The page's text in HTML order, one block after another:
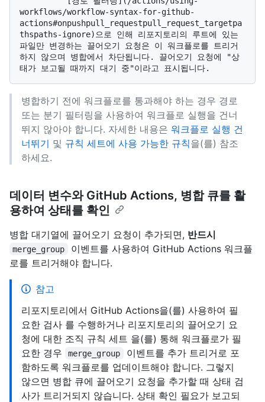
workflows/workflow-syntax-for-github-
actions#onpushpull_requestpull_request_targetpa
thspaths-ignore)으로 인해 리포지토리의 루트에 있는
파일만 변경하는 끌어오기 요청은 이 워크플로를 트리거
하지 않으며 병합에서 차단됩니다. 끌어오기 요청에 "상
병합하기 전에 워크플로를 통과해야 하는 경우 경로
또는 분기 필터링을 사용하여 워크플로 실행을 건너
뛰지 않아야 합니다. 자세한 내용은 워크플로 실행 건
너뛰기 및 규칙 세트에 사용 가능한 규칙을(를) 참조
하세요.
데이터 변수와 GitHub Actions, 병합 큐를 활
용하여 상태를 확인
병합 대기열에 끌어오기 요청이 추가되면, 반드시
merge_group
이벤트를 사용하여 GitHub Actions 워크플
로를 트리거해야 합니다.
참고
리포지토리에서 GitHub Actions을(를) 사용하여 필
요한 검사 를 수행하거나 리포지토리의 끌어오기 요
청에 대한 조직 규칙 세트 을(를) 통해 워크플로가 필
요한 경우
merge_group
이벤트를 추가 트리거로 포
함하도록 워크플로를 업데이트해야 합니다. 그렇지
않으면 병합 큐에 끌어오기 요청을 추가할 때 상태 검
사가 트리거되지 않습니다. 상태 확인 필요가 보고되